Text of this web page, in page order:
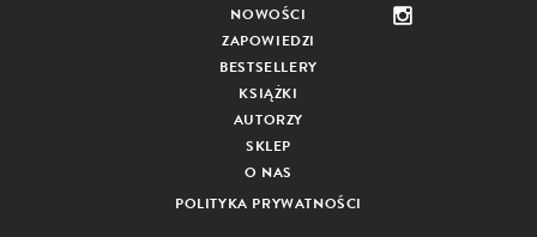
NOWOŚCI
ZAPOWIEDZI
BESTSELLERY
KSIĄŻKI
AUTORZY
SKLEP
O NAS
POLITYKA PRYWATNOŚCI